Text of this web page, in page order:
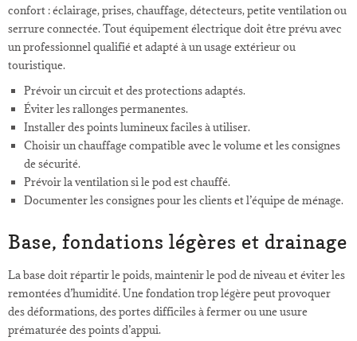
confort : éclairage, prises, chauffage, détecteurs, petite ventilation ou
serrure connectée. Tout équipement électrique doit être prévu avec
un professionnel qualifié et adapté à un usage extérieur ou
touristique.
Prévoir un circuit et des protections adaptés.
Éviter les rallonges permanentes.
Installer des points lumineux faciles à utiliser.
Choisir un chauffage compatible avec le volume et les consignes
de sécurité.
Prévoir la ventilation si le pod est chauffé.
Documenter les consignes pour les clients et l’équipe de ménage.
Base, fondations légères et drainage
La base doit répartir le poids, maintenir le pod de niveau et éviter les
remontées d’humidité. Une fondation trop légère peut provoquer
des déformations, des portes difficiles à fermer ou une usure
prématurée des points d’appui.